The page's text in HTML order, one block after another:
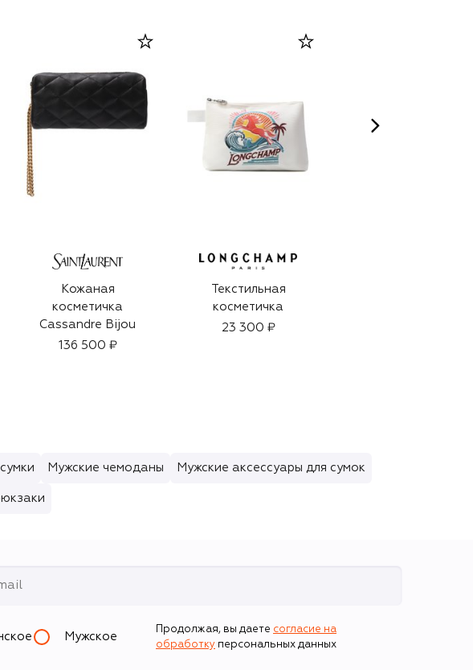
Кожаная
косметичка
Cassandre Bijou
136 500 ₽
Текстильная
косметичка
23 300 ₽
Мужские чемоданы Мужские аксессуары для сумок
Мужское
Продолжая, вы даете согласие на
обработку персональных данных